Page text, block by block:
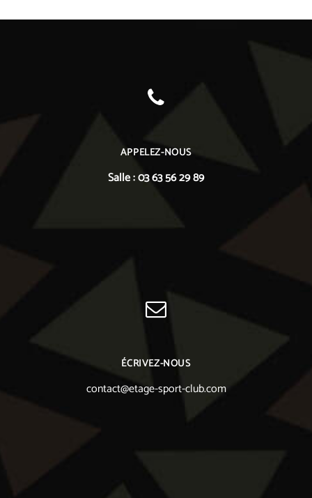
APPELEZ-NOUS
Salle : 03 63 56 29 89
ÉCRIVEZ-NOUS
contact@etage-sport-club.com